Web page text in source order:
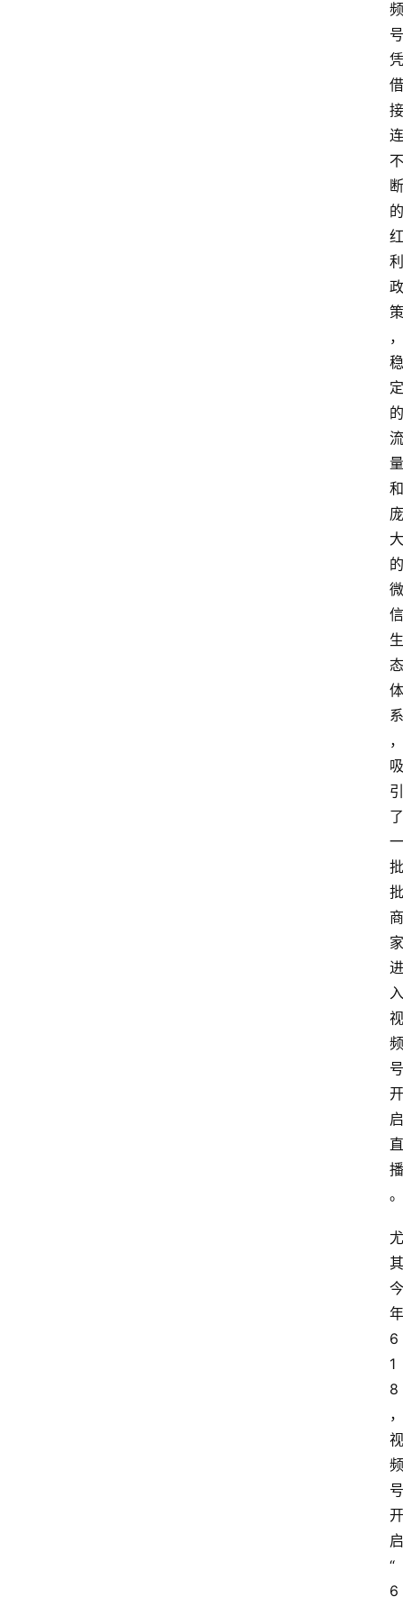
频
号
凭
借
接
连
不
断
的
红
利
政
策
，
稳
定
的
流
量
和
庞
大
的
微
信
生
态
体
系
，
吸
引
了
一
批
批
商
家
进
入
视
频
号
开
启
直
播
。
尤
其
今
年
6
1
8
，
视
频
号
开
启
“
6